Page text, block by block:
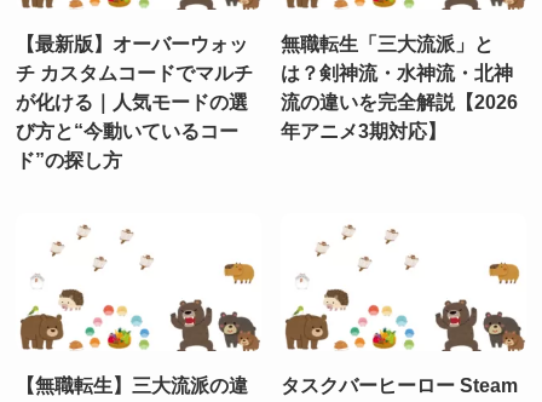
【最新版】オーバーウォッ
チ カスタムコードでマルチ
が化ける｜人気モードの選
び方と“今動いているコー
ド”の探し方
無職転生「三大流派」と
は？剣神流・水神流・北神
流の違いを完全解説【2026
年アニメ3期対応】
【無職転生】三大流派の違
タスクバーヒーロー Steam